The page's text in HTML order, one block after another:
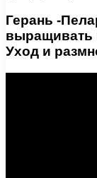
Герань -
выращивать
Уход и